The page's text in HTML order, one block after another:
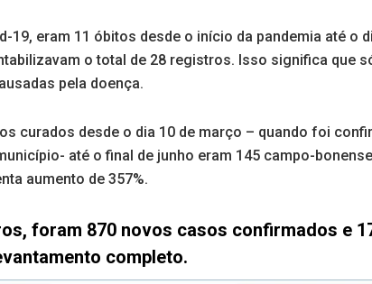
19, eram 11 óbitos desde o início da pandemia até o
o total de 28 registros. Isso significa que
pela doença.
curados desde o dia 10 de março – quando foi
até o final de junho eram 145 campo-
aumento de 357%.
foram 870 novos casos confirmados e
completo.